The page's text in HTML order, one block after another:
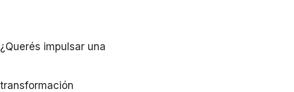
¿Querés impulsar una
transformación